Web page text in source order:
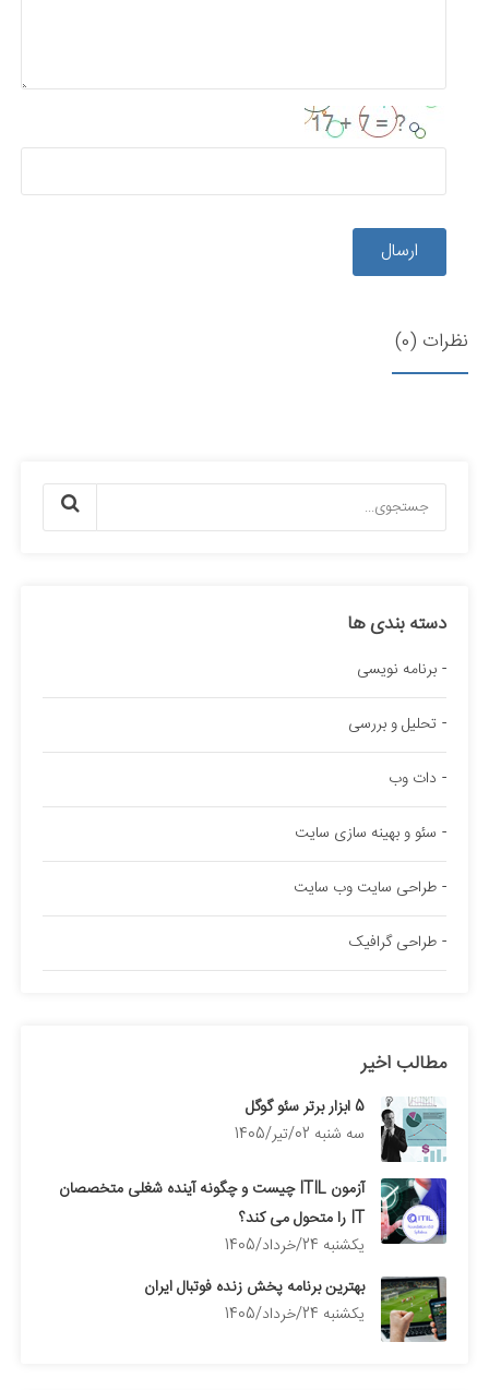
ارسال
نظرات (0)
دسته بندی ها
برنامه نویسی
تحلیل و بررسی
دات وب
سئو و بهینه سازی سایت
طراحی سایت وب سایت
طراحی گرافیک
مطالب اخیر
5 ابزار برتر سئو گوگل
سه شنبه 02/تیر/1405
آزمون ITIL چیست و چگونه آینده شغلی متخصصان
IT را متحول می کند؟
يكشنبه 24/خرداد/1405
بهترین برنامه پخش زنده فوتبال ایران
يكشنبه 24/خرداد/1405